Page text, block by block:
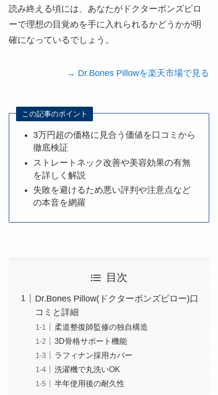
読み終える頃には、あなたがドクターボンズピロ
ーで理想の目覚めを手に入れられるかどうかが明
確になっているでしょう。
→ Dr.Bones Pillowを楽天市場で見る
この記事のポイント
3万円超の価格に見合う価値を口コミから
徹底検証
ストレートネック改善や美容効果の有無
を詳しく解説
失敗を避けるため悪い評判や注意点など
の本音を網羅
目次
Dr.Bones Pillow(ドクターボンズピロー)口
コミと詳細
柔道整復師監修の独自構造
3D骨格サポート機能
ラフィナン採用カバー
洗濯機で丸洗いOK
半年使用後の耐久性